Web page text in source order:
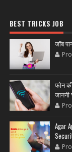
BEST TRICKS JOB
जॉब
फोन
जाननी
Agar